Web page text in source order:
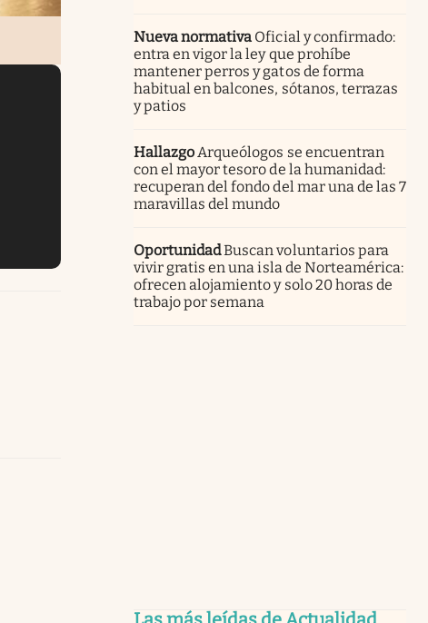
Nueva normativa Oficial y confirmado:
entra en vigor la ley que prohíbe
mantener perros y gatos de forma
habitual en balcones, sótanos, terrazas
y patios
HallazgoArqueólogos se encuentran
con el mayor tesoro de la humanidad:
recuperan del fondo del mar una de las 7
maravillas del mundo
OportunidadBuscan voluntarios para
vivir gratis en una isla de Norteamérica:
ofrecen alojamiento y solo 20 horas de
trabajo por semana